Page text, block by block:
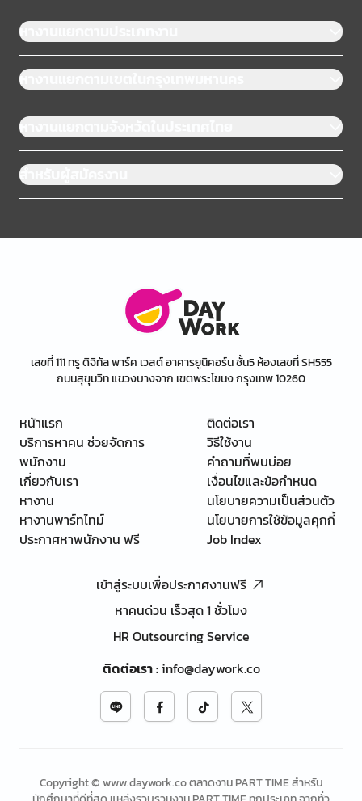
หางานแยกตามประเภทงาน
หางานแยกตามเขตในกรุงเทพมหานคร
หางานแยกตามจังหวัดในประเทศไทย
สำหรับผู้สมัครงาน
เลขที่ 111 ทรู ดิจิทัล พาร์ค เวสต์ อาคารยูนิคอร์น ชั้น5 ห้องเลขที่ SH555
ถนนสุขุมวิท แขวงบางจาก เขตพระโขนง กรุงเทพ 10260
หน้าแรก
บริการหาคน ช่วยจัดการ
พนักงาน
เกี่ยวกับเรา
หางาน
หางานพาร์ทไทม์
ประกาศหาพนักงาน ฟรี
ติดต่อเรา
วิธีใช้งาน
คำถามที่พบบ่อย
เงื่อนไขและข้อกำหนด
นโยบายความเป็นส่วนตัว
นโยบายการใช้ข้อมูลคุกกี้
Job Index
เข้าสู่ระบบเพื่อประกาศงานฟรี
หาคนด่วน เร็วสุด 1 ชั่วโมง
HR Outsourcing Service
ติดต่อเรา:info@daywork.co
Copyright © www.daywork.co ตลาดงาน PART TIME สำหรับ